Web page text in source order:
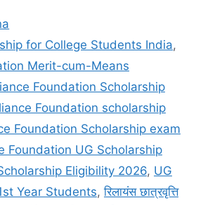
for College Students India,
Merit-cum-Means
Foundation Scholarship
Foundation scholarship
Foundation Scholarship exam
Foundation UG Scholarship
Eligibility 2026, UG
Year Students,रिलायंस छात्रवृत्ति